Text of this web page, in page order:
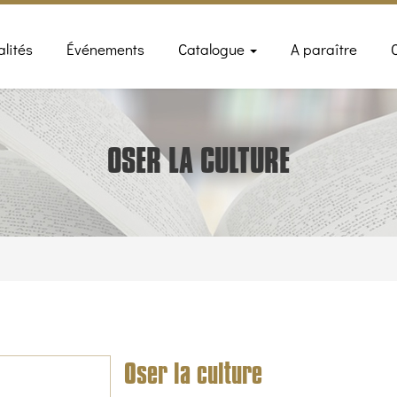
Événements Catalogue A paraître
OSER LA CULTURE
Oser la culture